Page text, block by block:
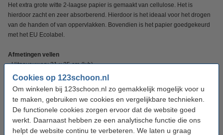
Cookies op 123schoon.nl
Om winkelen bij 123schoon.nl zo gemakkelijk mogelijk voor u
te maken, gebruiken we cookies en vergelijkbare technieken.
De functionele cookies zorgen ervoor dat de website goed
werkt. Daarnaast hebben ze een analytische functie die ons
helpt de website continu te verbeteren. We laten u graag
Het extra grote witte 2-laagse papier is gemaakt van cellulose. Het is
hierdoor zacht en zeer absorberend. Hierdoor is het ideaal voor het drogen
van de handen of van oppervlakken. Bovendien is het papier goedgekeurd
met het EU Ecolabel.
Afmetingen vellen
• Uitgevouwen: 31 x 25 cm (lxb)
vellen papieren handdoekjes.
Specificaties